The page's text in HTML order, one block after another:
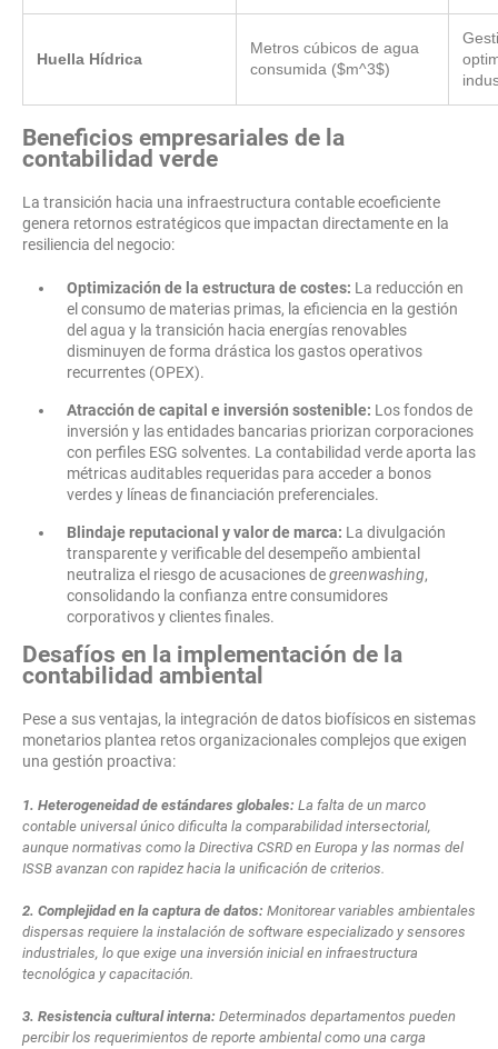
Huella Hídrica
Metros cúbicos de agua
consumida ($m^3$)
Beneficios empresariales de la
contabilidad verde
La transición hacia una infraestructura contable ecoeficiente
genera retornos estratégicos que impactan directamente en la
resiliencia del negocio:
Optimización de la estructura de costes: La reducción en
el consumo de materias primas, la eficiencia en la gestión
del agua y la transición hacia energías renovables
disminuyen de forma drástica los gastos operativos
recurrentes (OPEX).
Atracción de capital e inversión sostenible: Los fondos de
inversión y las entidades bancarias priorizan corporaciones
con perfiles ESG solventes. La contabilidad verde aporta las
métricas auditables requeridas para acceder a bonos
verdes y líneas de financiación preferenciales.
Blindaje reputacional y valor de marca: La divulgación
transparente y verificable del desempeño ambiental
neutraliza el riesgo de acusaciones degreenwashing,
consolidando la confianza entre consumidores
corporativos y clientes finales.
Desafíos en la implementación de la
contabilidad ambiental
Pese a sus ventajas, la integración de datos biofísicos en sistemas
monetarios plantea retos organizacionales complejos que exigen
una gestión proactiva:
1. Heterogeneidad de estándares globales: La falta de un marco
contable universal único dificulta la comparabilidad intersectorial,
aunque normativas como la Directiva CSRD en Europa y las normas del
ISSB avanzan con rapidez hacia la unificación de criterios.
2. Complejidad en la captura de datos: Monitorear variables ambientales
dispersas requiere la instalación de software especializado y sensores
industriales, lo que exige una inversión inicial en infraestructura
tecnológica y capacitación.
3. Resistencia cultural interna: Determinados departamentos pueden
percibir los requerimientos de reporte ambiental como una carga